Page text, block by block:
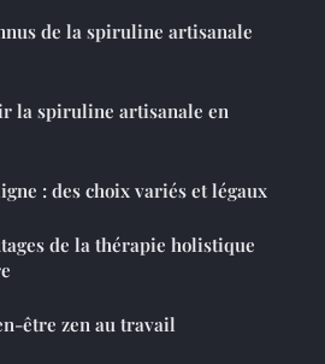
de la spiruline artisanale
la spiruline artisanale en
: des choix variés et légaux
de la thérapie holistique
être zen au travail